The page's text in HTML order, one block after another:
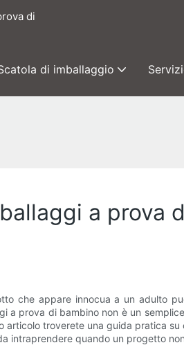
di
di imballaggio
a prova
che appare innocua a un adulto
prova di bambino non è un
troverete una guida pratica
intraprendere quando un progetto